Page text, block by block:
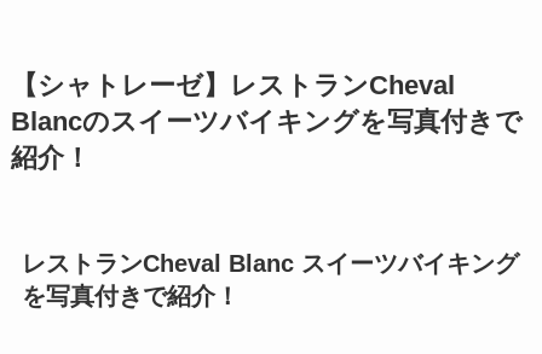
【シャトレーゼ】レストランCheval
Blancのスイーツバイキングを写真付きで
紹介！
レストランCheval Blanc スイーツバイキング
を写真付きで紹介！